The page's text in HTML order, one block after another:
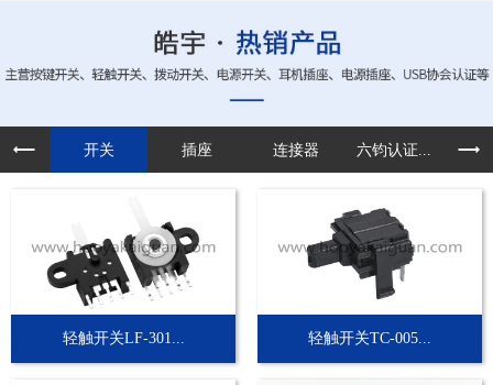
开关 插座 连接器 六钧认证... 定
轻触开关LF-301... 轻触开关TC-005...